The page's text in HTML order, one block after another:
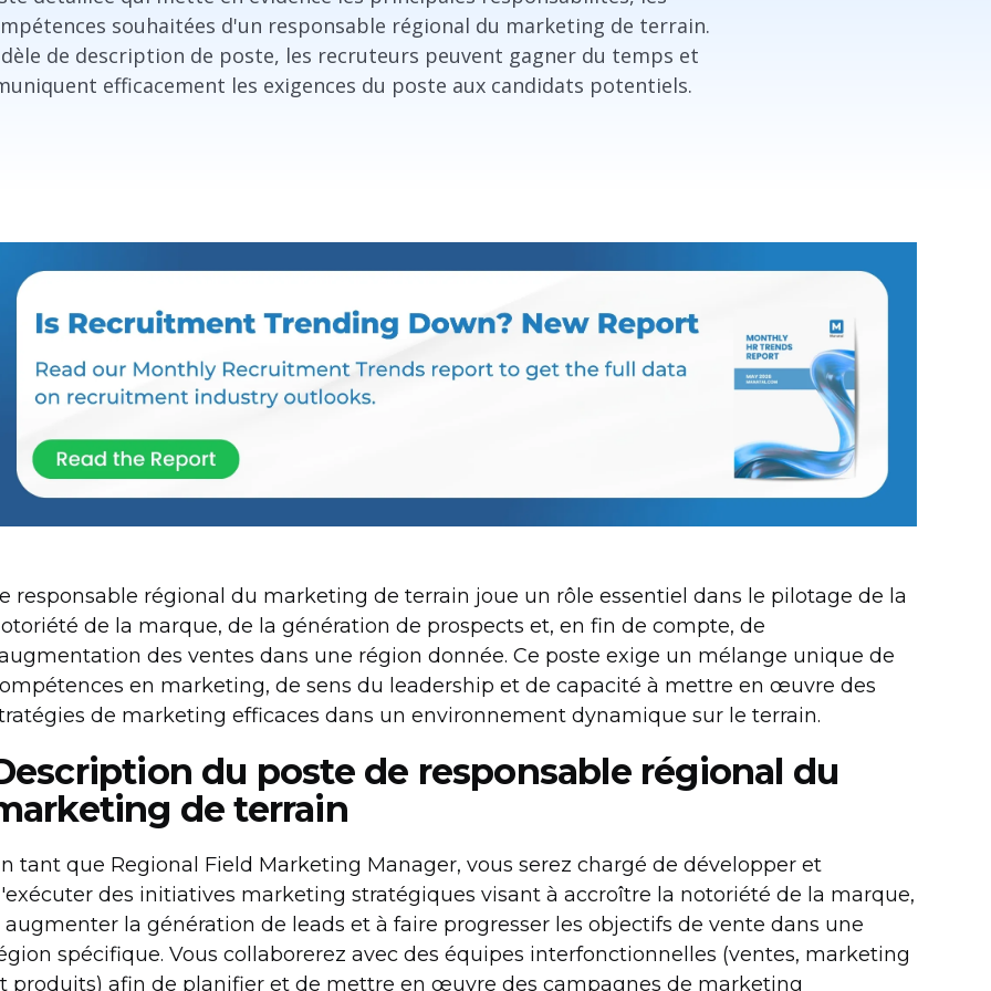
souhaitées d'un responsable régional du marketing de terrain.
de description de poste, les recruteurs peuvent gagner du temps et
efficacement les exigences du poste aux candidats potentiels.
responsable régional du marketing de terrain joue un rôle essentiel dans le pilotage de la
de la marque, de la génération de prospects et, en fin de compte, de
des ventes dans une région donnée. Ce poste exige un mélange unique de
en marketing, de sens du leadership et de capacité à mettre en œuvre des
de marketing efficaces dans un environnement dynamique sur le terrain.
du poste de responsable régional du
de terrain
tant que Regional Field Marketing Manager, vous serez chargé de développer et
des initiatives marketing stratégiques visant à accroître la notoriété de la marque,
augmenter la génération de leads et à faire progresser les objectifs de vente dans une
spécifique. Vous collaborerez avec des équipes interfonctionnelles (ventes, marketing
produits) afin de planifier et de mettre en œuvre des campagnes de marketing